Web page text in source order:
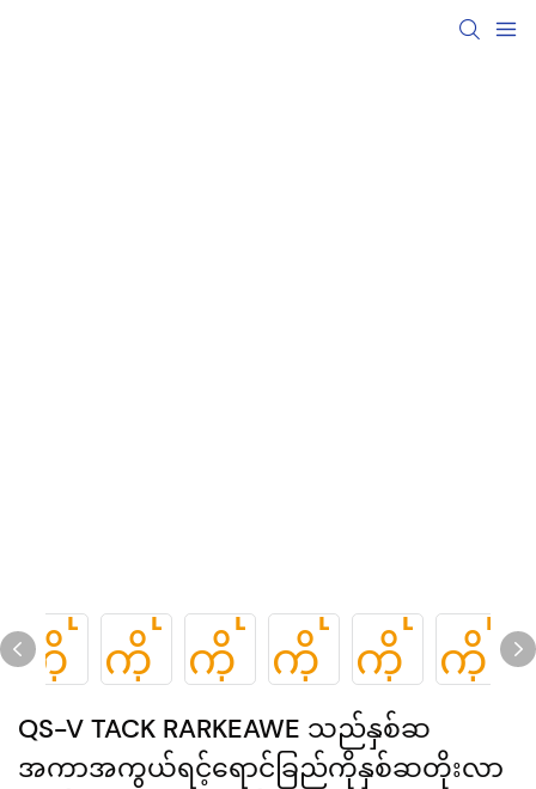
QS-V TACK RARKEAWE သည်နှစ်ဆ
အကာအကွယ်ရင့်ရောင်ခြည်ကိုနှစ်ဆတိုးလာ